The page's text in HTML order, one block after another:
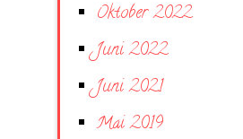
Oktober 2022
Juni 2022
Juni 2021
Mai 2019